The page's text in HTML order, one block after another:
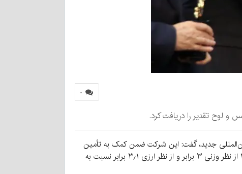
۰
و لوح تقدیر را دریافت کرد.
بین‌المللی جدید، گفت: این شرکت ضمن کمک به تأمین
نیاز مصرف‌کنندگان داخلی به‌عنوان بزرگ‌ترین عرضه‌کننده آهن اسفنجی داخل کشور، توانست در صادرات محصول در سال ۱۴۰۲ از نظر وزنی ۳ برابر و از نظر ارزی ۳٫۱ برابر نسبت به